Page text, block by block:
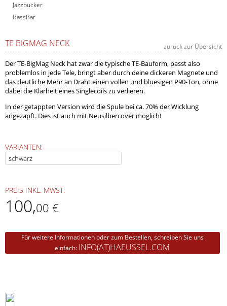
Jazzbucker
BassBar
TE BIGMAG NECK zurück zur Übersicht
Der TE-BigMag Neck hat zwar die typische TE-Bauform, passt also
problemlos in jede Tele, bringt aber durch deine dickeren Magnete und
das deutliche Mehr an Draht einen vollen und bluesigen P90-Ton, ohne
dabei die Klarheit eines Singlecoils zu verlieren.
In der getappten Version wird die Spule bei ca. 70% der Wicklung
angezapft. Dies ist auch mit Neusilbercover möglich!
VARIANTEN:
PREIS INKL. MWST:
100,00 €
Für weitere Informationen oder zum Bestellen, schreiben Sie uns
einfach: INFO(AT)HAEUSSEL.COM